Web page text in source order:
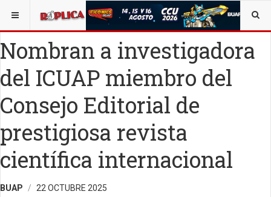
ESTÁ AQUÍ: ARTE
Nombran a investigadora
del ICUAP miembro del
Consejo Editorial de
prestigiosa revista
científica internacional
BUAP 22 OCTUBRE 2025